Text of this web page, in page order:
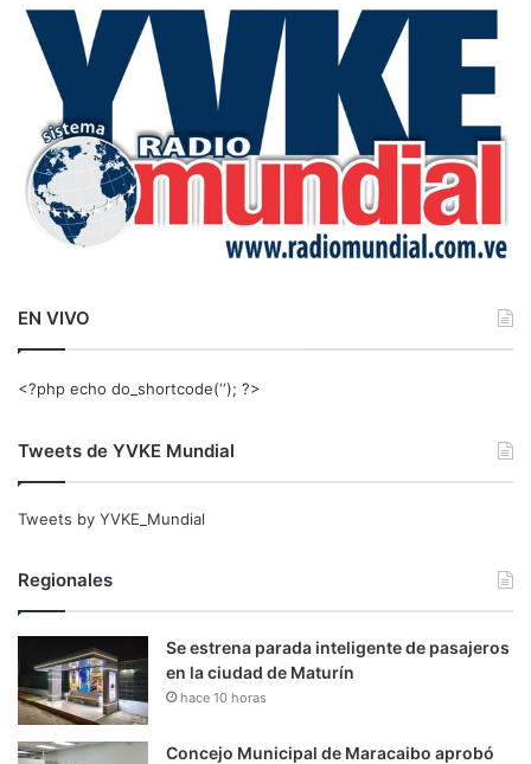
a
EN VIVO
<?php echo do_shortcode(‘‘); ?>
Tweets de YVKE Mundial
Tweets by YVKE_Mundial
Regionales
Se estrena parada inteligente de pasajeros
en la ciudad de Maturín
hace 10 horas
Concejo Municipal de Maracaibo aprobó